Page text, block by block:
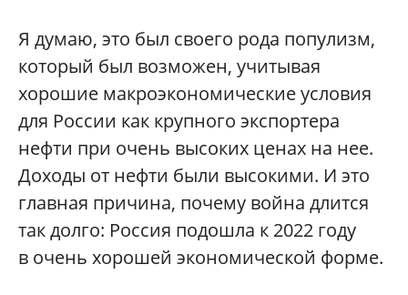
Я думаю, это был своего рода популизм,
который был возможен, учитывая
хорошие макроэкономические условия
для России как крупного экспортера
нефти при очень высоких ценах на нее.
Доходы от нефти были высокими. И это
главная причина, почему война длится
так долго: Россия подошла к 2022 году
в очень хорошей экономической форме.